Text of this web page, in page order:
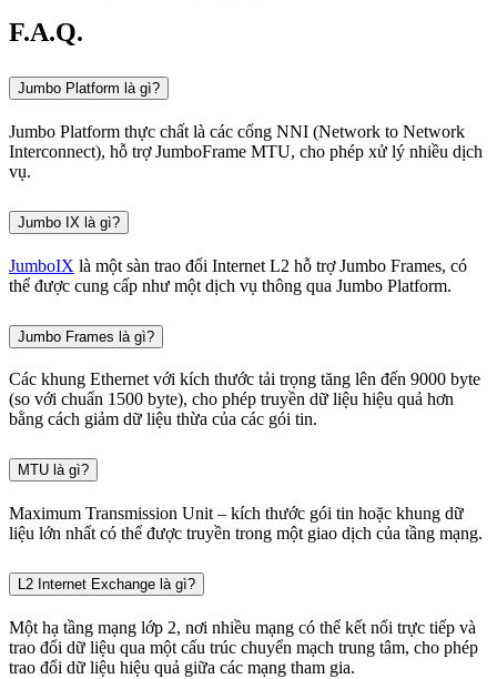
F.A.Q.
Jumbo Platform là gì?
Jumbo Platform thực chất là các cổng NNI (Network to Network
Interconnect), hỗ trợ JumboFrame MTU, cho phép xử lý nhiều dịch
vụ.
Jumbo IX là gì?
JumboIX là một sàn trao đổi Internet L2 hỗ trợ Jumbo Frames, có
thể được cung cấp như một dịch vụ thông qua Jumbo Platform.
Jumbo Frames là gì?
Các khung Ethernet với kích thước tải trọng tăng lên đến 9000 byte
(so với chuẩn 1500 byte), cho phép truyền dữ liệu hiệu quả hơn
bằng cách giảm dữ liệu thừa của các gói tin.
MTU là gì?
Maximum Transmission Unit – kích thước gói tin hoặc khung dữ
liệu lớn nhất có thể được truyền trong một giao dịch của tầng mạng.
L2 Internet Exchange là gì?
Một hạ tầng mạng lớp 2, nơi nhiều mạng có thể kết nối trực tiếp và
trao đổi dữ liệu qua một cấu trúc chuyển mạch trung tâm, cho phép
trao đổi dữ liệu hiệu quả giữa các mạng tham gia.